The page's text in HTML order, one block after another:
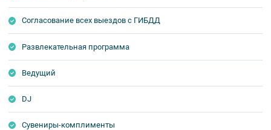
Согласование всех выездов с ГИБДД
Развлекательная программа
Ведущий
DJ
Сувениры-комплименты